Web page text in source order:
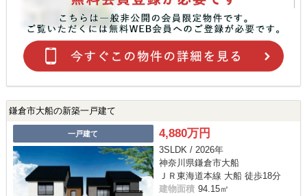
鎌倉市大船の新築一戸建て
一戸建て 4,880万円
3SLDK / 2026年
神奈川県鎌倉市大船
ＪＲ東海道本線 大船 徒歩18分
建物面積 94.15㎡